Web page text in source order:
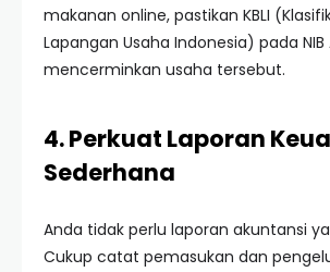
makanan online, pastikan KBLI
Lapangan Usaha Indonesia) pada NIB
mencerminkan usaha tersebut.
4. Perkuat Laporan
Sederhana
Anda tidak perlu laporan akuntansi
Cukup catat pemasukan dan